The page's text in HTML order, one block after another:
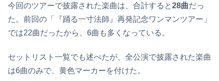
今回のツアーで披露された楽曲は、合計すると28曲だっ
た。前回の「『踊る一寸法師』再発記念ワンマンツアー」
では22曲だったから、6曲も多くなっている。
セットリスト一覧でも述べたが、全公演で披露された楽曲
は6曲のみで、黄色マーカーを付けた。